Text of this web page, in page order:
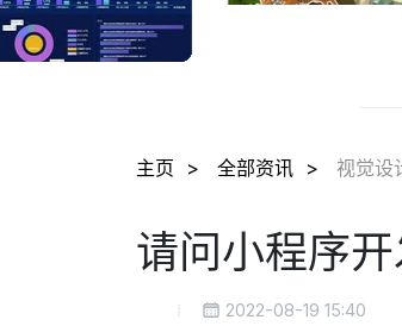
主页 全部资讯 视觉设
请问小程序
2022-08-19 15:40